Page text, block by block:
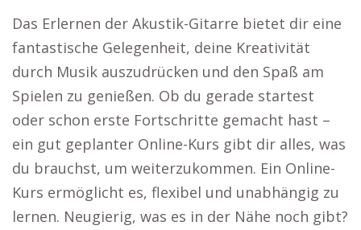
Das Erlernen der Akustik-Gitarre bietet dir eine
fantastische Gelegenheit, deine Kreativität
durch Musik auszudrücken und den Spaß am
Spielen zu genießen. Ob du gerade startest
oder schon erste Fortschritte gemacht hast –
ein gut geplanter Online-Kurs gibt dir alles, was
du brauchst, um weiterzukommen. Ein Online-
Kurs ermöglicht es, flexibel und unabhängig zu
lernen. Neugierig, was es in der Nähe noch gibt?